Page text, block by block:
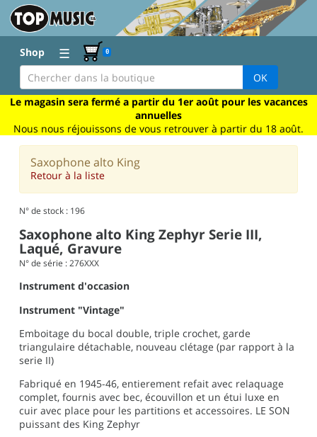
Shop ☰ 0
OK
Le magasin sera fermé a partir du 1er août pour les vacances
annuelles
Nous nous réjouissons de vous retrouver à partir du 18 août.
Saxophone alto King
Retour à la liste
N° de stock : 196
Saxophone alto King Zephyr Serie III,
Laqué, Gravure
N° de série : 276XXX
Instrument d'occasion
Instrument "Vintage"
Emboitage du bocal double, triple crochet, garde
triangulaire détachable, nouveau clétage (par rapport à la
serie II)
Fabriqué en 1945-46, entierement refait avec relaquage
complet, fournis avec bec, écouvillon et un étui luxe en
cuir avec place pour les partitions et accessoires. LE SON
puissant des King Zephyr